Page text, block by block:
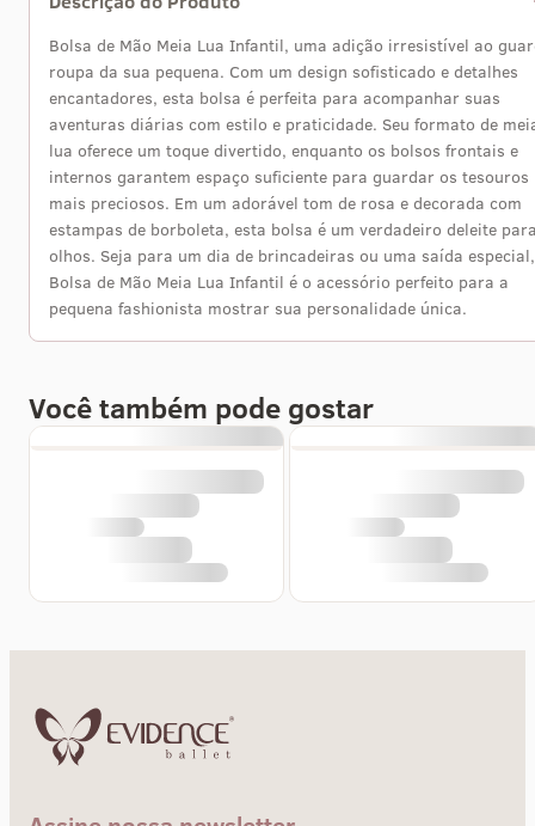
Bolsa de Mão Meia Lua Infantil, uma adição irresistível ao
roupa da sua pequena. Com um design sofisticado e detalhes
encantadores, esta bolsa é perfeita para acompanhar suas
aventuras diárias com estilo e praticidade. Seu formato de
lua oferece um toque divertido, enquanto os bolsos frontais e
internos garantem espaço suficiente para guardar os tesouros
mais preciosos. Em um adorável tom de rosa e decorada com
estampas de borboleta, esta bolsa é um verdadeiro deleite
olhos. Seja para um dia de brincadeiras ou uma saída
Bolsa de Mão Meia Lua Infantil é o acessório perfeito para a
pequena fashionista mostrar sua personalidade única.
Você também pode gostar